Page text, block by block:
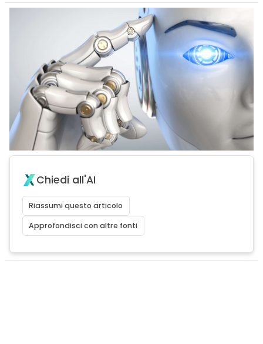
Chiedi all'AI
Riassumi questo articolo
Approfondisci con altre fonti